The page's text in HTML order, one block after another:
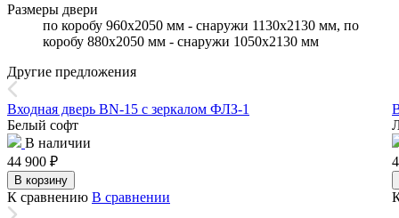
Размеры двери
по коробу 960х2050 мм - снаружи 1130х2130 мм, по
коробу 880х2050 мм - снаружи 1050х2130 мм
Другие предложения
Входная дверь BN-15 с зеркалом ФЛЗ-1
Белый софт
В наличии
44 900 ₽
В корзину
К сравнению В сравнении